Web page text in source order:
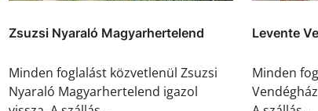
Zsuzsi Nyaraló Magyarhertelend
Minden foglalást közvetlenül Zsuzsi
Nyaraló Magyarhertelend igazol
Levente
Minden